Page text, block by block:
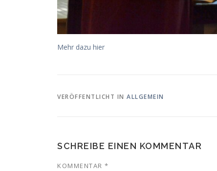
Mehr dazu hier
VERÖFFENTLICHT IN ALLGEMEIN
SCHREIBE EINEN KOMMENTAR
KOMMENTAR *